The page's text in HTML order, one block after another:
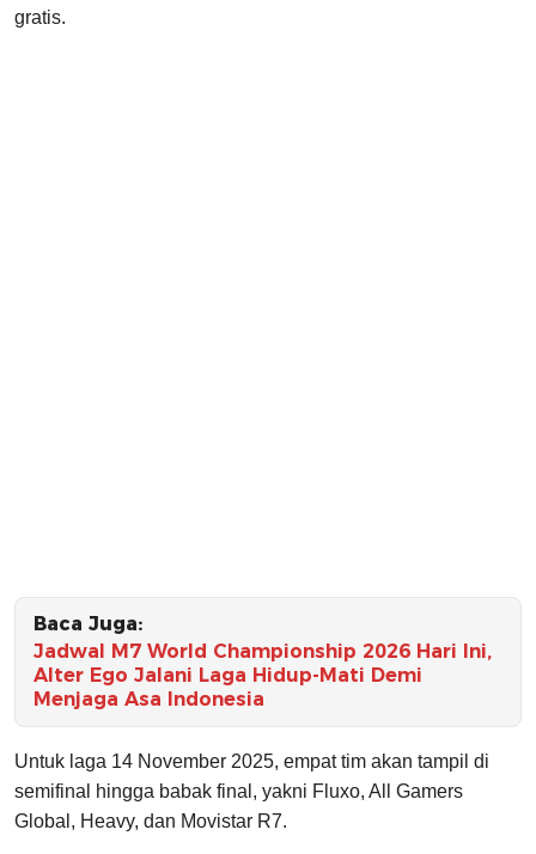
gratis.
Baca Juga:
Jadwal M7 World Championship 2026 Hari Ini,
Alter Ego Jalani Laga Hidup-Mati Demi
Menjaga Asa Indonesia
Untuk laga 14 November 2025, empat tim akan tampil di
semifinal hingga babak final, yakni Fluxo, All Gamers
Global, Heavy, dan Movistar R7.